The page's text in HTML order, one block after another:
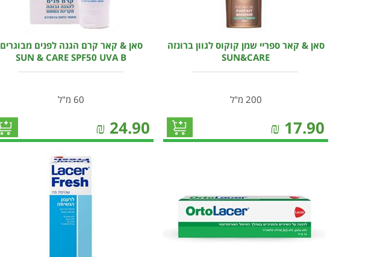
סאן & קאר ספריי שמן קוקוס לגוון ברונזה
SUN&CARE
200 מ"ל
17.90
₪
סאן & קאר קרם הגנה לפנים מבוגרים
SUN & CARE SPF50 UVA B
60 מ"ל
24.90
₪